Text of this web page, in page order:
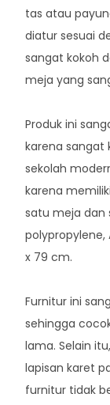
tas atau
diatur sesuai
sangat kokoh
meja yang
Produk ini
karena sangat
sekolah
karena
satu meja dan
polypropylene,
x 79 cm.
Furnitur ini
sehingga
lama. Selain
lapisan karet
furnitur tidak